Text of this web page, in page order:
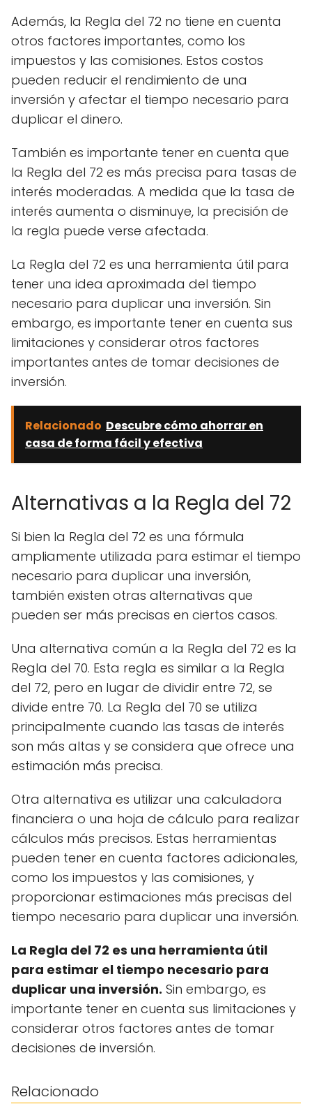
Además, la Regla del 72 no tiene en cuenta
otros factores importantes, como los
impuestos y las comisiones. Estos costos
pueden reducir el rendimiento de una
inversión y afectar el tiempo necesario para
duplicar el dinero.
También es importante tener en cuenta que
la Regla del 72 es más precisa para tasas de
interés moderadas. A medida que la tasa de
interés aumenta o disminuye, la precisión de
la regla puede verse afectada.
La Regla del 72 es una herramienta útil para
tener una idea aproximada del tiempo
necesario para duplicar una inversión. Sin
embargo, es importante tener en cuenta sus
limitaciones y considerar otros factores
importantes antes de tomar decisiones de
inversión.
Relacionado Descubre cómo ahorrar en
casa de forma fácil y efectiva
Alternativas a la Regla del 72
Si bien la Regla del 72 es una fórmula
ampliamente utilizada para estimar el tiempo
necesario para duplicar una inversión,
también existen otras alternativas que
pueden ser más precisas en ciertos casos.
Una alternativa común a la Regla del 72 es la
Regla del 70. Esta regla es similar a la Regla
del 72, pero en lugar de dividir entre 72, se
divide entre 70. La Regla del 70 se utiliza
principalmente cuando las tasas de interés
son más altas y se considera que ofrece una
estimación más precisa.
Otra alternativa es utilizar una calculadora
financiera o una hoja de cálculo para realizar
cálculos más precisos. Estas herramientas
pueden tener en cuenta factores adicionales,
como los impuestos y las comisiones, y
proporcionar estimaciones más precisas del
tiempo necesario para duplicar una inversión.
La Regla del 72 es una herramienta útil
para estimar el tiempo necesario para
duplicar una inversión. Sin embargo, es
importante tener en cuenta sus limitaciones y
considerar otros factores antes de tomar
decisiones de inversión.
Relacionado